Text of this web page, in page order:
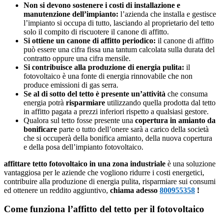
Non si devono sostenere i costi di installazione e
manutenzione dell’impianto: l’azienda che installa e gestisce
l’impianto si occupa di tutto, lasciando al proprietario del tetto
solo il compito di riscuotere il canone di affitto.
Si ottiene un canone di affitto periodico: il canone di affitto
può essere una cifra fissa una tantum calcolata sulla durata del
contratto oppure una cifra mensile.
Si contribuisce alla produzione di energia pulita: il
fotovoltaico è una fonte di energia rinnovabile che non
produce emissioni di gas serra.
Se al di sotto del tetto è presente un’attività che consuma
energia potrà risparmiare utilizzando quella prodotta dal tetto
in affitto pagata a prezzi inferiori rispetto a qualsiasi gestore.
Qualora sul tetto fosse presente una copertura in amianto da
bonificare parte o tutto dell’onere sarà a carico della società
che si occuperà della bonifica amianto, della nuova copertura
e della posa dell’impianto fotovoltaico.
affittare tetto fotovoltaico in una zona industriale è una soluzione
vantaggiosa per le aziende che vogliono ridurre i costi energetici,
contribuire alla produzione di energia pulita, risparmiare sui consumi
ed ottenere un reddito aggiuntivo, chiama adesso 800955358 !
Come funziona l’affitto del tetto per il fotovoltaico